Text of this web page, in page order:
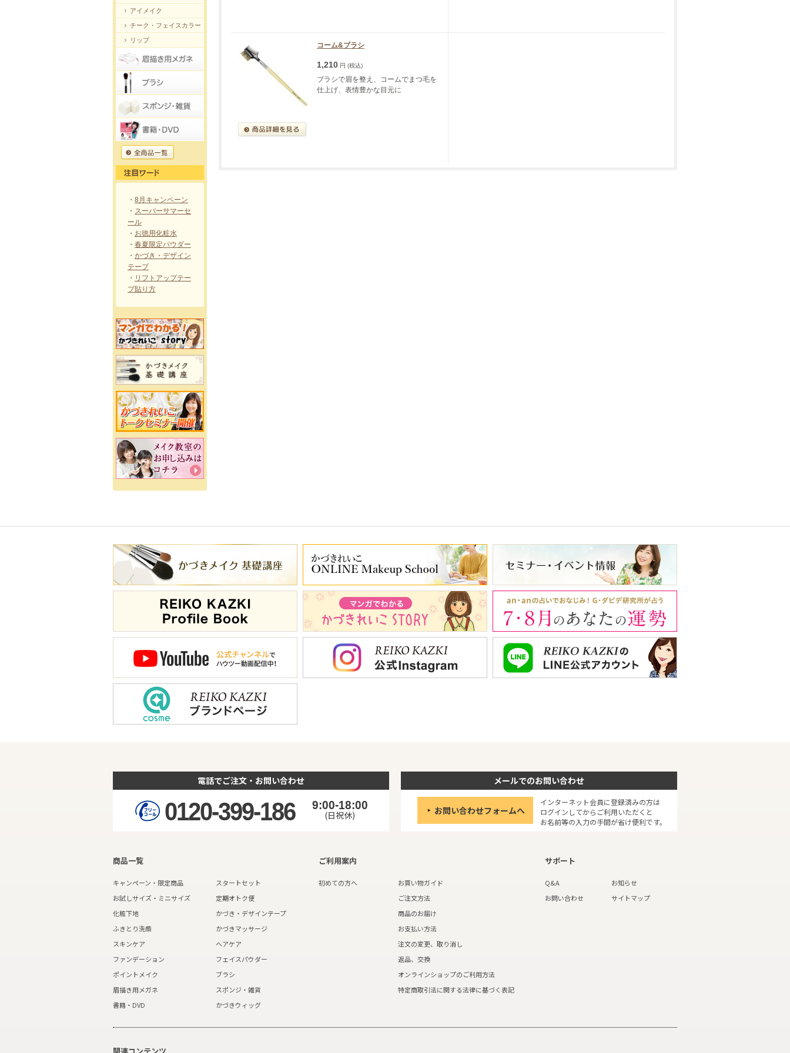
アイメイク
チーク・フェイスカラー
リップ
・ 8月キャンペーン
・ スーパーサマーセ
ール
・ お徳用化粧水
・ 春夏限定パウダー
・ かづき・デザイン
テープ
・ リフトアップテー
プ貼り方
コーム&ブラシ
1,210 円 (税込)
ブラシで眉を整え、コームでまつ毛を
仕上げ、表情豊かな目元に
電話でご注文・お問い合わせ
0120-399-186 9:00-18:00
(日祝休)
メールでのお問い合わせ
お問い合わせフォームへ
インターネット会員に登録済みの方は
ログインしてからご利用いただくと
お名前等の入力の手間が省け便利です。
商品一覧
キャンペーン・限定商品
スタートセット
お試しサイズ・ミニサイズ
定期オトク便
化粧下地
かづき・デザインテープ
ふきとり洗顔
かづきマッサージ
スキンケア
ヘアケア
ファンデーション
フェイスパウダー
ポイントメイク
ブラシ
眉描き用メガネ
スポンジ・雑貨
書籍・DVD
かづきウィッグ
ご利用案内
初めての方へ
お買い物ガイド
ご注文方法
商品のお届け
お支払い方法
注文の変更、取り消し
返品、交換
オンラインショップのご利用方法
特定商取引法に関する法律に基づく表記
サポート
Q&A
お知らせ
お問い合わせ
サイトマップ